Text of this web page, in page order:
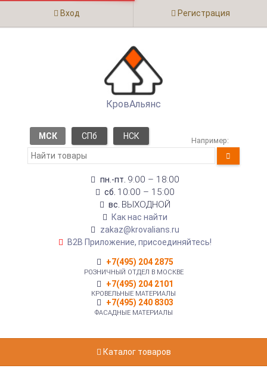
Вход Регистрация
КровАльянс
МСК СПб НСК Например:
пн.-пт. 9:00 – 18:00
сб. 10:00 – 15:00
вс. ВЫХОДНОЙ
Как нас найти
zakaz@krovalians.ru
B2B Приложение, присоединяйтесь!
+7(495) 204 2875
РОЗНИЧНЫЙ ОТДЕЛ В МОСКВЕ
+7(495) 204 2101
КРОВЕЛЬНЫЕ МАТЕРИАЛЫ
+7(495) 240 8303
ФАСАДНЫЕ МАТЕРИАЛЫ
Каталог товаров